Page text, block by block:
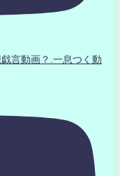
言動画？.一息つく動